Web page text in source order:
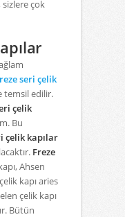
çok
seri çelik
temsil edilir.
çelik
Bu
çelik kapılar
Freze
Ahsen
kapı aries
çelik kapı
Bütün